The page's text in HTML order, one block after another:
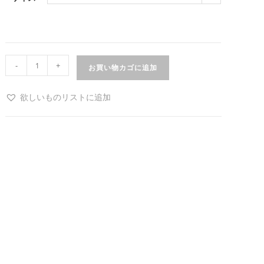
- + お買い物カゴに追加
欲しいものリストに追加